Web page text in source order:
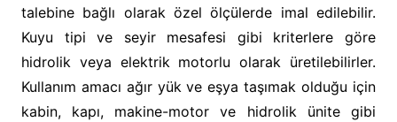
talebine bağlı olarak özel ölçülerde imal edilebilir.
Kuyu tipi ve seyir mesafesi gibi kriterlere göre
hidrolik veya elektrik motorlu olarak üretilebilirler.
Kullanım amacı ağır yük ve eşya taşımak olduğu için
kabin, kapı, makine-motor ve hidrolik ünite gibi